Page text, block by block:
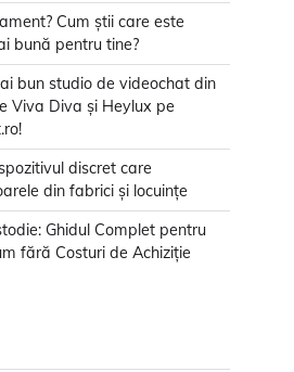
Cum știi care este
bună pentru tine?
bun studio de videochat din
Viva Diva și Heylux pe
discret care
din fabrici și locuințe
Ghidul Complet pentru
fără Costuri de Achiziție